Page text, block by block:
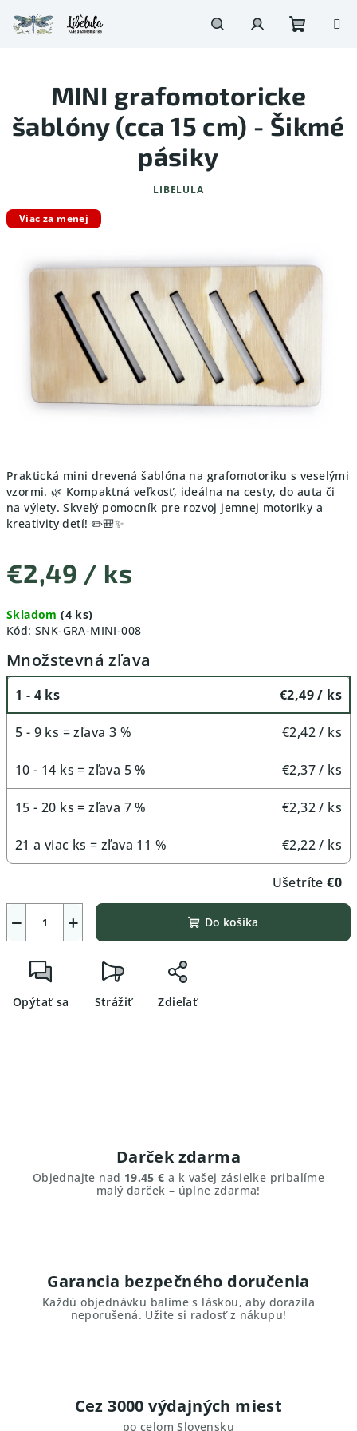
na
obsah
košík
Praktická mini drevená šablóna na grafomotoriku s veselými
vzormi. 🌿 Kompaktná veľkosť, ideálna na cesty, do auta či
na výlety. Skvelý pomocník pre rozvoj jemnej motoriky a
kreativity detí! ✏️🎒✨
€2,49 / ks
cena:
Skladom(4 ks)
Kód: SNK-GRA-MINI-008
Množstevná zľava
1 - 4 ks €2,49/ ks
5 - 9 ks = zľava 3 % €2,42/ ks
10 - 14 ks = zľava 5 % €2,37/ ks
15 - 20 ks = zľava 7 % €2,32/ ks
21 a viac ks = zľava 11 % €2,22/ ks
Ušetríte€0
+
− Do košíka
Opýtať sa Strážiť Zdieľať
MINI grafomotoricke
šablóny (cca 15 cm) - Šikmé
pásiky
LIBELULA
Viac za menej
Darček zdarma
Objednajte nad 19.45 € a k vašej zásielke pribalíme
malý darček – úplne zdarma!
Garancia bezpečného doručenia
Každú objednávku balíme s láskou, aby dorazila
neporušená. Užite si radosť z nákupu!
Cez 3000 výdajných miest
po celom Slovensku